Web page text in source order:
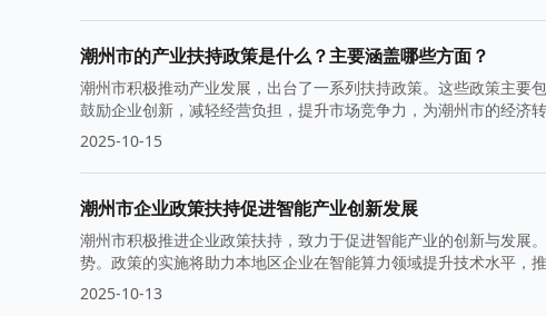
潮州市的产业扶持政策是什么？主要涵盖哪些方面？
潮州市积极推动产业发展，出台了一系列扶持政策。这些政策主要
鼓励企业创新，减轻经营负担，提升市场竞争力，为潮州市的经济
2025-10-15
潮州市企业政策扶持促进智能产业创新发展
潮州市积极推进企业政策扶持，致力于促进智能产业的创新与发展
势。政策的实施将助力本地区企业在智能算力领域提升技术水平，
2025-10-13